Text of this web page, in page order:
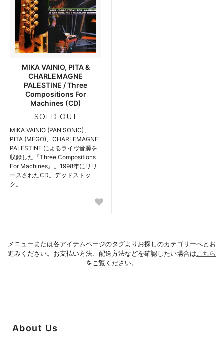
MIKA VAINIO, PITA &
CHARLEMAGNE
PALESTINE / Three
Compositions For
Machines (CD)
SOLD OUT
MIKA VAINIO (PAN SONIC)、
PITA (MEGO)、CHARLEMAGNE
PALESTINE によるライヴ音源を
収録した『Three Compositions
For Machines』。1998年にリリ
ースされたCD。デッドストッ
ク。
メニューまたは各アイテムページのタグよりお探しのカテゴリーへとお
進みください。お支払い方法、配送方法などを確認したい場合は こちら
をご覧ください。
About Us